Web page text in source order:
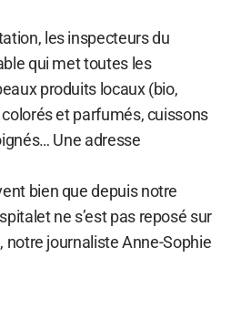
les inspecteurs du
qui met toutes les
produits locaux (bio,
et parfumés, cuissons
Une adresse
bien que depuis notre
ne s’est pas reposé sur
notre journaliste Anne-Sophie